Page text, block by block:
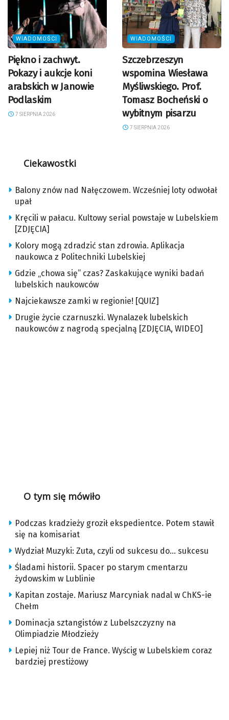
WIADOMOŚCI
Piękno i zachwyt.
Pokazy i aukcje koni
arabskich w Janowie
Podlaskim
7 SIERPNIA 2026
WIADOMOŚCI
Szczebrzeszyn
wspomina Wiesława
Myśliwskiego. Prof.
Tomasz Bocheński o
wybitnym pisarzu
7 SIERPNIA 2026
Ciekawostki
Balony znów nad Nałęczowem. Wcześniej loty odwołał
upał
Kręcili w pałacu. Kultowy serial powstaje w Lubelskiem
[ZDJĘCIA]
Kolory mogą zdradzić stan zdrowia. Aplikacja
naukowca z Politechniki Lubelskiej
Gdzie „chowa się” czas? Zaskakujące wyniki badań
lubelskich naukowców
Najciekawsze zamki w regionie! [QUIZ]
Drugie życie czarnuszki. Wynalazek lubelskich
naukowców z nagrodą specjalną [ZDJĘCIA, WIDEO]
O tym się mówiło
Podczas kradzieży groził ekspedientce. Potem stawił
się na komisariat
Wydział Muzyki: Zuta, czyli od sukcesu do… sukcesu
Śladami historii. Spacer po starym cmentarzu
żydowskim w Lublinie
Kapitan zostaje. Mariusz Marcyniak nadal w ChKS-ie
Chełm
Dominacja sztangistów z Lubelszczyzny na
Olimpiadzie Młodzieży
Lepiej niż Tour de France. Wyścig w Lubelskiem coraz
bardziej prestiżowy